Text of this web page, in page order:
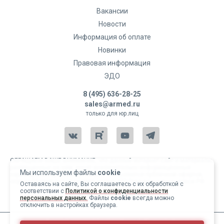
Мы используем файлы cookie
Оставаясь на сайте, Вы соглашаетесь с их обработкой с
соответствии с Политикой о конфиденциальности
персональных данных. Файлы cookie всегда можно
отключить в настройках браузера.
Вакансии
Новости
Информация об оплате
Новинки
Правовая информация
ЭДО
8 (495) 636-28-25
sales@armed.ru
только для юр.лиц
ОБРАЩАЕМ ВАШЕ ВНИМАНИЕ, что данный интернет-сайт и материалы,
характер и ни при каких условиях не являются публичной офертой,
определяемой положениями статьи 437 Гражданского кодекса РФ.
Copyright 2004-2026 © Армед
ИМЕЮТСЯ ПРОТИВОПОКАЗАНИЯ, ПЕРЕД ИСПОЛЬЗОВАНИЕМ